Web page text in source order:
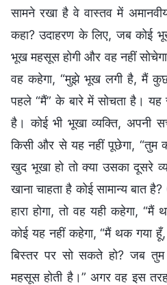
सामने रखा है वे वास्तव में
कहा? उदाहरण के लिए, जब कोई
भूख महसूस होगी और वह नहीं
वह कहेगा, “मुझे भूख लगी है, मैं
पहले “मैं” के बारे में सोचता है। यह
है। कोई भी भूखा व्यक्ति, अपनी
किसी और से यह नहीं पूछेगा, “तुम
खुद भूखा हो तो क्या उसका दूसरे
खाना चाहता है कोई सामान्य बात
हारा होगा, तो वह यही कहेगा,
कोई यह नहीं कहेगा, “मैं थक गया हूँ,
बिस्तर पर सो सकते हो? जब
महसूस होती है।” अगर वह इस